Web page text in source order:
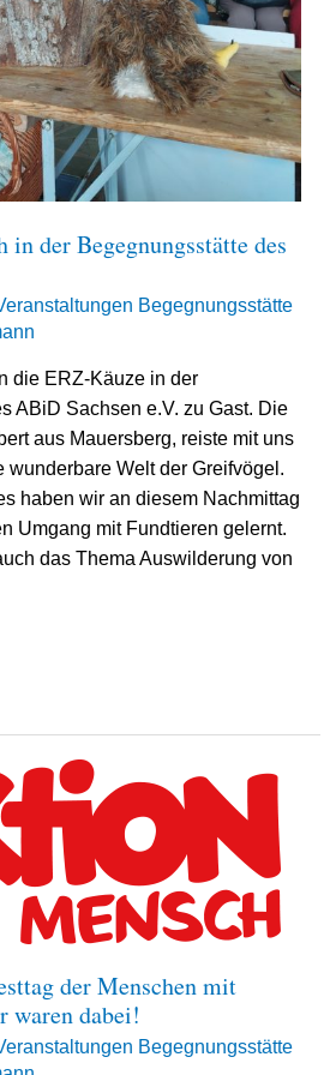
in der Begegnungsstätte des
Begegnungsstätte
die ERZ-Käuze in der
ABiD Sachsen e.V. zu Gast. Die
aus Mauersberg, reiste mit uns
wunderbare Welt der Greifvögel.
haben wir an diesem Nachmittag
Umgang mit Fundtieren gelernt.
das Thema Auswilderung von
der Menschen mit
waren dabei!
Begegnungsstätte